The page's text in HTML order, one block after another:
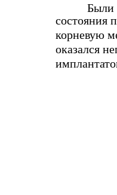
Были
состояния
корневую
оказался